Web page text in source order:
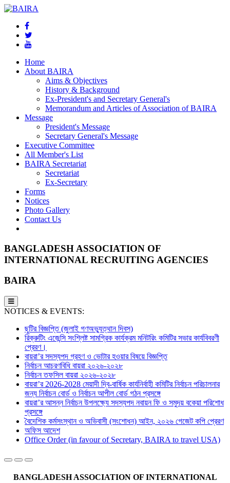
Home
About BAIRA
Aims & Objectives
History & Background
Ex-President's and Secretary General's
Memorandum and Articles of Association of BAIRA
Message
President's Message
Secretary General's Message
Executive Committee
All Member's List
BAIRA Secretariat
Secretariat
Ex-Secretary
Forms
Notices
Photo Gallery
Contact Us
BANGLADESH ASSOCIATION OF
INTERNATIONAL RECRUITING AGENCIES
BAIRA
NOTICES & EVENTS:
ছুটির বিজ্ঞপ্তি (জুলাই গণঅভ্যুত্থান দিবস)
রিক্রুটিং এজেন্সি সংশ্লিষ্ট সামগ্রিক কার্যক্রম মনিটরিং কমিটির সভার কার্যবিবরণী
প্রেরণ।
বায়রা’র সদস্যপদ গ্রহণ ও ভোটার হওয়ার বিষয়ে বিজ্ঞপ্তি
নির্বাচন আচরণবিধি বায়রা ২০২৬-২০২৮
নির্বাচন তফসিল বায়রা ২০২৬-২০২৮
বায়রা’র 2026-2028 মেয়াদী দ্বি-বার্ষিক কার্যনির্বাহী কমিটির নির্বাচন পরিচালনার
জন্য নির্বাচন বোর্ড ও নির্বাচন আপীল বোর্ড গঠন প্রসঙ্গে
বায়রা’র আসন্ন নির্বাচন উপলক্ষ্যে সদস্যপদ নবায়ন ফি ও সমুদয় বকেয়া পরিশোধ
প্রসঙ্গে
বৈদেশিক কর্মসংস্থান ও অভিবাসী (সংশোধন) আইন, ২০২৬ গেজেট কপি প্রেরণ
অফিস আদেশ
Office Order (in favour of Secretary, BAIRA to travel USA)
BANGLADESH ASSOCIATION OF INTERNATIONAL